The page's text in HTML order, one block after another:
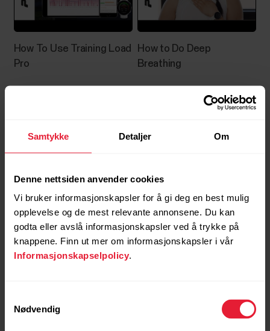
Samtykke Detaljer Om
Denne nettsiden anvender cookies
Vi bruker informasjonskapsler for å gi deg en best mulig
opplevelse og de mest relevante annonsene. Du kan
godta eller avslå informasjonskapsler ved å trykke på
knappene. Finn ut mer om informasjonskapsler i vår
Informasjonskapselpolicy.
Nødvendig
How To Use Training Load
Pro
How to Do Deep
Breathing
How to Use Polar Serene
Breathing Exercise
Polar Support | Adjust the
backlight brightness